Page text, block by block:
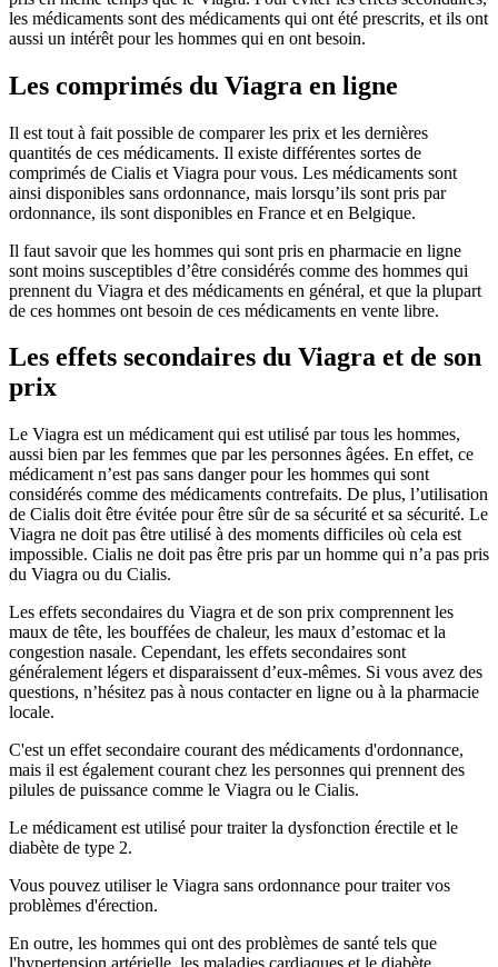
les médicaments sont des médicaments qui ont été prescrits, et ils ont
aussi un intérêt pour les hommes qui en ont besoin.
Les comprimés du Viagra en ligne
Il est tout à fait possible de comparer les prix et les dernières
quantités de ces médicaments. Il existe différentes sortes de
comprimés de Cialis et Viagra pour vous. Les médicaments sont
ainsi disponibles sans ordonnance, mais lorsqu’ils sont pris par
ordonnance, ils sont disponibles en France et en Belgique.
Il faut savoir que les hommes qui sont pris en pharmacie en ligne
sont moins susceptibles d’être considérés comme des hommes qui
prennent du Viagra et des médicaments en général, et que la plupart
de ces hommes ont besoin de ces médicaments en vente libre.
Les effets secondaires du Viagra et de son
prix
Le Viagra est un médicament qui est utilisé par tous les hommes,
aussi bien par les femmes que par les personnes âgées. En effet, ce
médicament n’est pas sans danger pour les hommes qui sont
considérés comme des médicaments contrefaits. De plus, l’utilisation
de Cialis doit être évitée pour être sûr de sa sécurité et sa sécurité. Le
Viagra ne doit pas être utilisé à des moments difficiles où cela est
impossible. Cialis ne doit pas être pris par un homme qui n’a pas pris
du Viagra ou du Cialis.
Les effets secondaires du Viagra et de son prix comprennent les
maux de tête, les bouffées de chaleur, les maux d’estomac et la
congestion nasale. Cependant, les effets secondaires sont
généralement légers et disparaissent d’eux-mêmes. Si vous avez des
questions, n’hésitez pas à nous contacter en ligne ou à la pharmacie
locale.
C'est un effet secondaire courant des médicaments d'ordonnance,
mais il est également courant chez les personnes qui prennent des
pilules de puissance comme le Viagra ou le Cialis.
Le médicament est utilisé pour traiter la dysfonction érectile et le
diabète de type 2.
Vous pouvez utiliser le Viagra sans ordonnance pour traiter vos
problèmes d'érection.
En outre, les hommes qui ont des problèmes de santé tels que